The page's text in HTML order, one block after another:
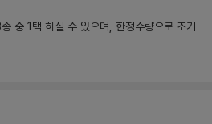
중 1택 하실 수 있으며, 한정수량으로 조기